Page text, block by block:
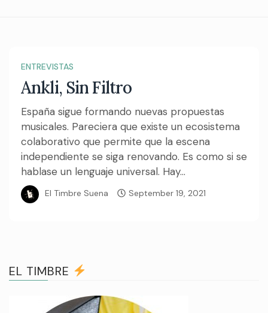
ENTREVISTAS
Ankli, Sin Filtro
España sigue formando nuevas propuestas
musicales. Pareciera que existe un ecosistema
colaborativo que permite que la escena
independiente se siga renovando. Es como si se
hablase un lenguaje universal. Hay...
El Timbre Suena September 19, 2021
EL TIMBRE